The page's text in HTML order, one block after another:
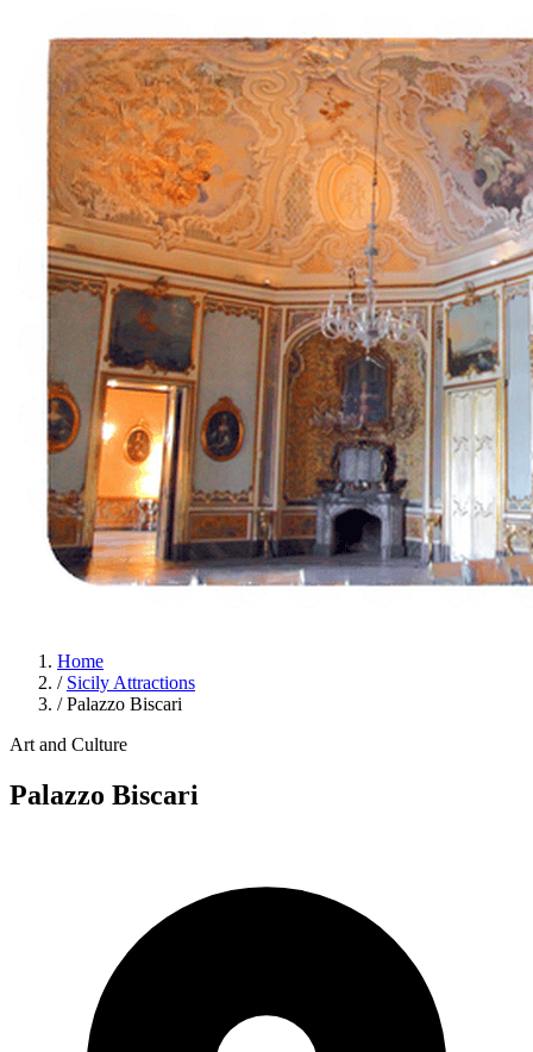
Italiano English Français Deutsch Español
Menu
Home
/ Sicily Attractions
/ Palazzo Biscari
Art and Culture
Palazzo Biscari